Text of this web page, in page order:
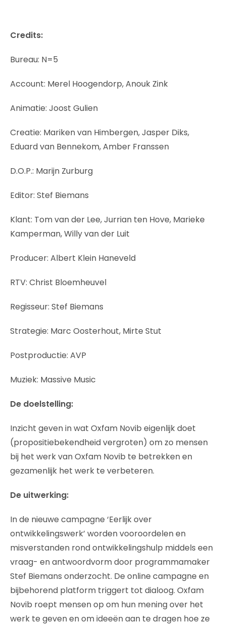
Credits:
Bureau: N=5
Account: Merel Hoogendorp, Anouk Zink
Animatie: Joost Gulien
Creatie: Mariken van Himbergen, Jasper Diks,
Eduard van Bennekom, Amber Franssen
D.O.P.: Marijn Zurburg
Editor: Stef Biemans
Klant: Tom van der Lee, Jurrian ten Hove, Marieke
Kamperman, Willy van der Luit
Producer: Albert Klein Haneveld
RTV: Christ Bloemheuvel
Regisseur: Stef Biemans
Strategie: Marc Oosterhout, Mirte Stut
Postproductie: AVP
Muziek: Massive Music
De doelstelling:
Inzicht geven in wat Oxfam Novib eigenlijk doet
(propositiebekendheid vergroten) om zo mensen
bij het werk van Oxfam Novib te betrekken en
gezamenlijk het werk te verbeteren.
De uitwerking:
In de nieuwe campagne ‘Eerlijk over
ontwikkelingswerk’ worden vooroordelen en
misverstanden rond ontwikkelingshulp middels een
vraag- en antwoordvorm door programmamaker
Stef Biemans onderzocht. De online campagne en
bijbehorend platform triggert tot dialoog. Oxfam
Novib roept mensen op om hun mening over het
werk te geven en om ideeën aan te dragen hoe ze